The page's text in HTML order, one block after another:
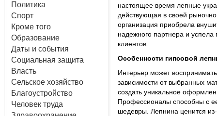
Политика
Спорт
Кроме того
Образование
Даты и события
Социальная защита
Власть
Сельское хозяйство
Благоустройство
Человек труда
настоящее время лепные
действующая в своей
организация приобрела
надежного партнера и
клиентов.
Особенности гипсовой
Интерьер может
зависимости от выбранных
создать уникальное
Профессионалы способны с
шедевры. Лепнина ценится